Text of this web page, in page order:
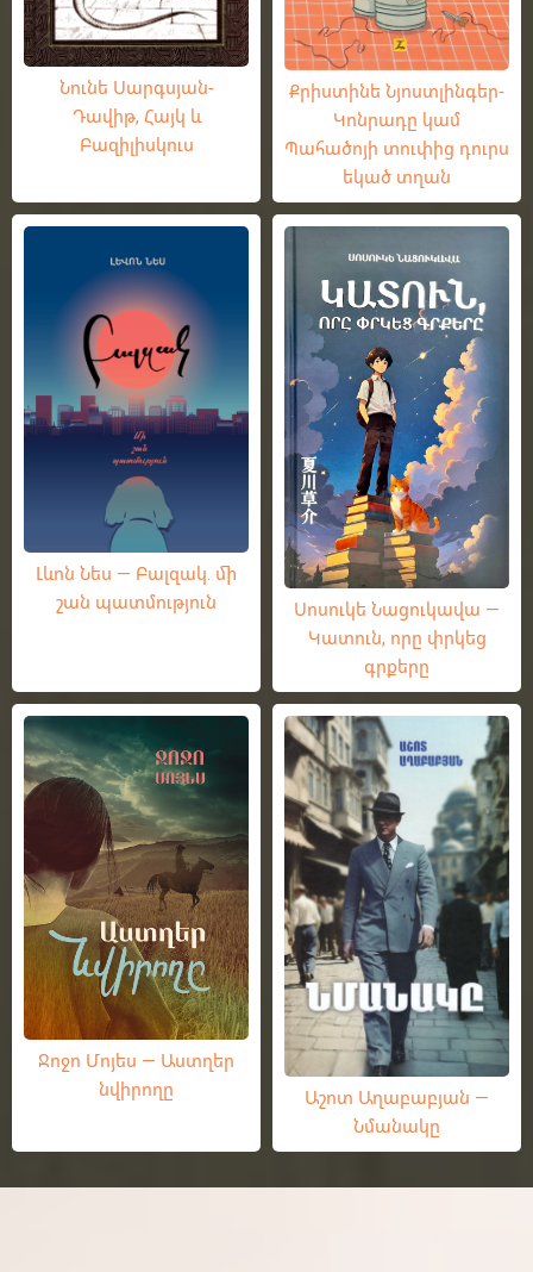
Նունե Սարգսյան-
Դավիթ, Հայկ և
Բազիլիսկուս
Քրիստինե Նյոստլինգեր-
Կոնրադը կամ
Պահածոյի տուփից դուրս
եկած տղան
Լևոն Նես — Բալզակ. մի
շան պատմություն
Սոսուկե Նացուկավա —
Կատուն, որը փրկեց
գրքերը
Ջոջո Մոյես — Աստղեր
նվիրողը
Աշոտ Աղաբաբյան —
Նմանակը